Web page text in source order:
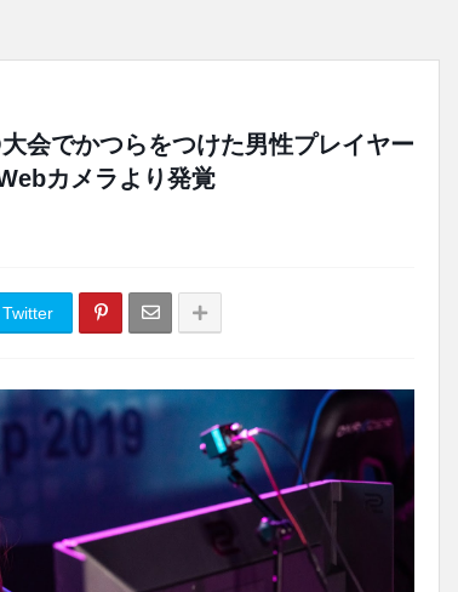
会でかつらをつけた男性プレイヤー
カメラより発覚
Twitter